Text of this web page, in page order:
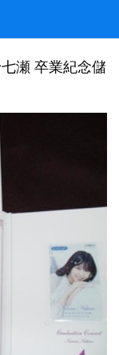
瀬 卒業紀念儲